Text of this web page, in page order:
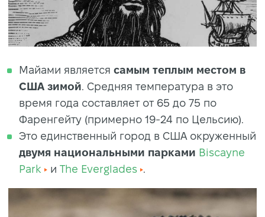
Майами является самым теплым местом в
США зимой . Средняя температура в это
время года составляет от 65 до 75 по
Фаренгейту (примерно 19-24 по Цельсию).
Это единственный город в США окруженный
двумя национальными парками Biscayne
Park
и The Everglades